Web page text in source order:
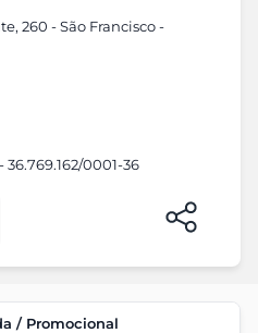
260 - São Francisco -
0001-36
/ Promocional